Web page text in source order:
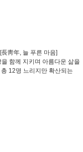
靑年, 늘 푸른 마음]
함께 지키며 아름다운 삶을
12명 느리지만 확산되는